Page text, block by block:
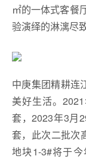
㎡的一体式客餐
验演绎的淋漓尽致
中庚集团精耕连
美好生活。
套，2023年3月
套，此次二批次
地块1-3#将于